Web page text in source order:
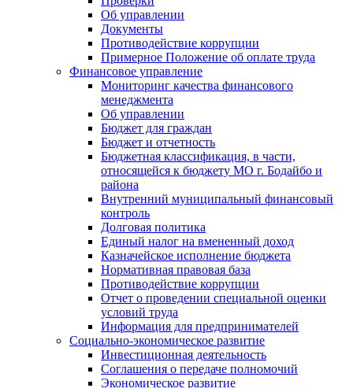
Об управлении
Документы
Противодействие коррупции
Примерное Положение об оплате труда
Финансовое управление
Мониторинг качества финансового
менеджмента
Об управлении
Бюджет для граждан
Бюджет и отчетность
Бюджетная классификация, в части,
относящейся к бюджету МО г. Бодайбо и
района
Внутренний муниципальный финансовый
контроль
Долговая политика
Единый налог на вмененный доход
Казначейское исполнение бюджета
Нормативная правовая база
Противодействие коррупции
Отчет о проведении специальной оценки
условий труда
Информация для предпринимателей
Социально-экономическое развитие
Инвестиционная деятельность
Соглашения о передаче полномочий
Экономическое развитие